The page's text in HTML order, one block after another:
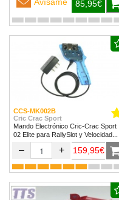
85,95€
CCS-MK002B
Cric Crac Sport
Mando Electrónico Cric-Crac Sport
02 Elite para RallySlot y Velocidad
1/32 & 1/24.
– + 159,95€